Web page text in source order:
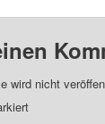
wird nicht